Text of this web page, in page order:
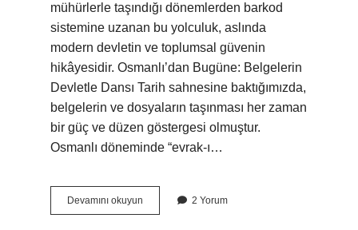
mühürlerle taşındığı dönemlerden barkod
sistemine uzanan bu yolculuk, aslında
modern devletin ve toplumsal güvenin
hikâyesidir. Osmanlı’dan Bugüne: Belgelerin
Devletle Dansı Tarih sahnesine baktığımızda,
belgelerin ve dosyaların taşınması her zaman
bir güç ve düzen göstergesi olmuştur.
Osmanlı döneminde “evrak-ı…
Devamını okuyun Kargoda
dosya
2 Yorum